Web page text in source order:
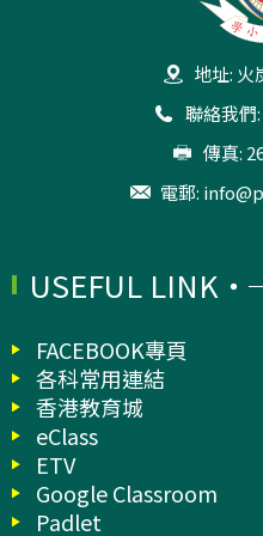
地址: 火
聯絡我們
傳真:
電郵:
USEFUL LINK
FACEBOOK專頁
各科常用連結
香港教育城
eClass
ETV
Google Classroom
Padlet